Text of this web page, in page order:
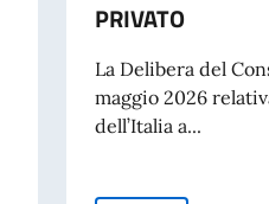
PRIVATO
La Delibera del
maggio 2026
dell’Italia a...